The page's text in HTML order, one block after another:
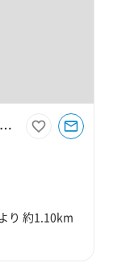
【東京都北区】北区栄町360坪倉庫
り 約1.10km